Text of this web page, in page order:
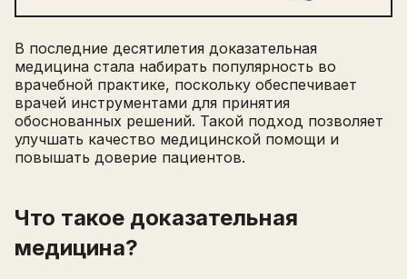
В последние десятилетия доказательная
медицина стала набирать популярность во
врачебной практике, поскольку обеспечивает
врачей инструментами для принятия
обоснованных решений. Такой подход позволяет
улучшать качество медицинской помощи и
повышать доверие пациентов.
Что такое доказательная
медицина?